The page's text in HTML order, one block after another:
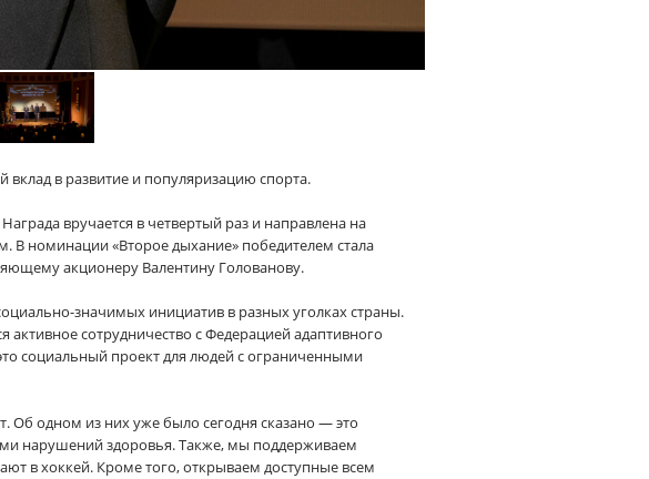
в развитие и популяризацию спорта.
вручается в четвертый раз и направлена на
В номинации «Второе дыхание» победителем стала
акционеру Валентину Голованову.
значимых инициатив в разных уголках страны.
активное сотрудничество с Федерацией адаптивного
социальный проект для людей с ограниченными
одном из них уже было сегодня сказано — это
нарушений здоровья. Также, мы поддерживаем
в хоккей. Кроме того, открываем доступные всем